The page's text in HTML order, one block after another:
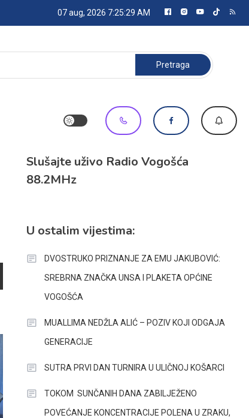
07 aug, 2026 7:25:29 AM
Pretraga:
Slušajte uživo Radio Vogošća
88.2MHz
U ostalim vijestima:
DVOSTRUKO PRIZNANJE ZA EMU JAKUBOVIĆ:
SREBRNA ZNAČKA UNSA I PLAKETA OPĆINE
VOGOŠĆA
MUALLIMA NEDŽLA ALIĆ – POZIV KOJI ODGAJA
GENERACIJE
SUTRA PRVI DAN TURNIRA U ULIČNOJ KOŠARCI
TOKOM SUNČANIH DANA ZABILJEŽENO
POVEĆANJE KONCENTRACIJE POLENA U ZRAKU,